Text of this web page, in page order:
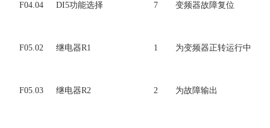
F04.04 DI5功能选择 7 变频器故障复位
F05.02 继电器R1 1 为变频器正转运行中
F05.03 继电器R2 2 为故障输出